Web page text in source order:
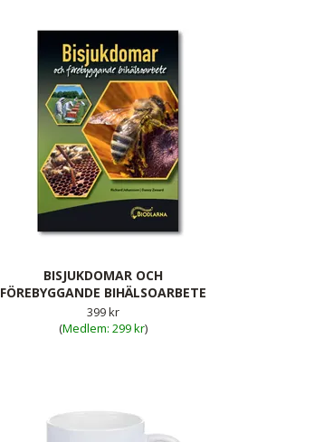
BISJUKDOMAR OCH
FÖREBYGGANDE BIHÄLSOARBETE
399 kr
(
299 kr)